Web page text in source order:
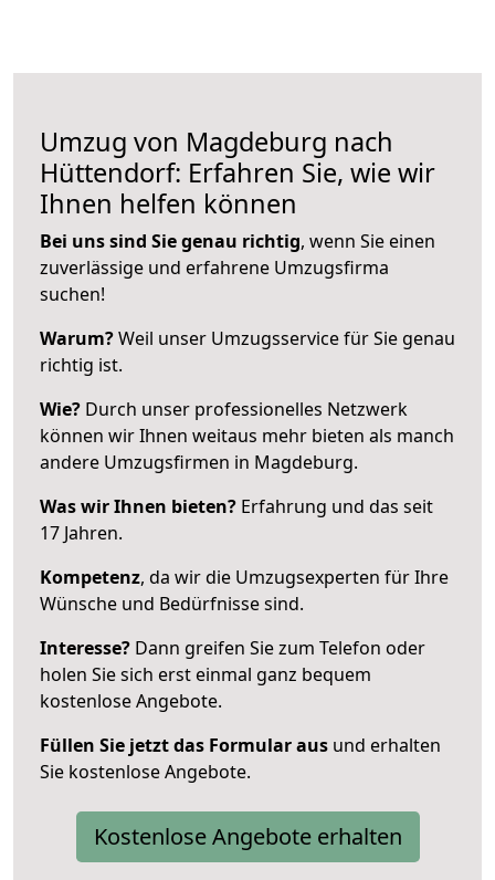
Umzug von Magdeburg nach
Hüttendorf: Erfahren Sie, wie wir
Ihnen helfen können
Bei uns sind Sie genau richtig, wenn Sie einen
zuverlässige und erfahrene Umzugsfirma
suchen!
Warum?Weil unser Umzugsservice für Sie genau
richtig ist.
Wie? Durch unser professionelles Netzwerk
können wir Ihnen weitaus mehr bieten als manch
andere Umzugsfirmen in Magdeburg.
Was wir Ihnen bieten? Erfahrung und das seit
17 Jahren.
Kompetenz, da wir die Umzugsexperten für Ihre
Wünsche und Bedürfnisse sind.
Interesse? Dann greifen Sie zum Telefon oder
holen Sie sich erst einmal ganz bequem
kostenlose Angebote.
Füllen Sie jetzt das Formular aus und erhalten
Sie kostenlose Angebote.
Kostenlose Angebote erhalten